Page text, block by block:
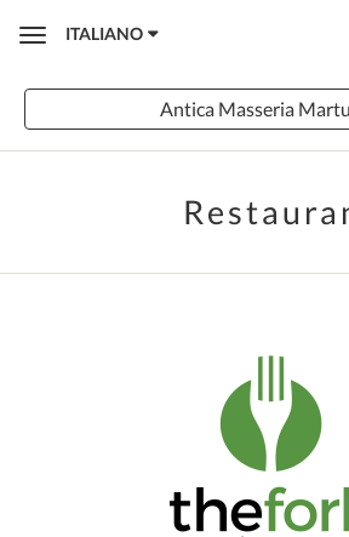
ToggleITALIANO
Antica Masseria